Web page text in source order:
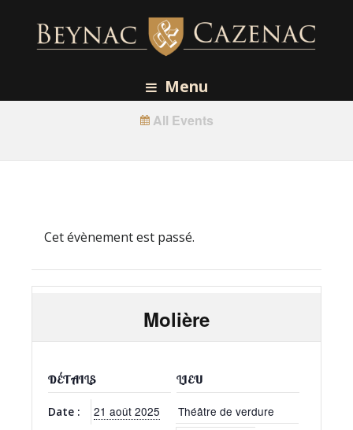
Menu
All Events
Cet évènement est passé.
Molière
DÉTAILS
Date : 21 août 2025
LIEU
Théâtre de verdure